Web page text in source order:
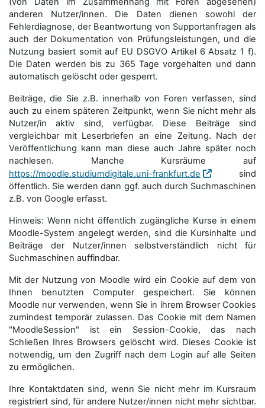
anderen Nutzer/innen. Die Daten dienen sowohl der
Fehlerdiagnose, der Beantwortung von Supportanfragen als
auch der Dokumentation von Prüfungsleistungen, und die
Nutzung basiert somit auf EU DSGVO Artikel 6 Absatz 1 f).
Die Daten werden bis zu 365 Tage vorgehalten und dann
automatisch gelöscht oder gesperrt.
Beiträge, die Sie z.B. innerhalb von Foren verfassen, sind
auch zu einem späteren Zeitpunkt, wenn Sie nicht mehr als
Nutzer/in aktiv sind, verfügbar. Diese Beiträge sind
vergleichbar mit Leserbriefen an eine Zeitung. Nach der
Veröffentlichung kann man diese auch Jahre später noch
nachlesen. Manche Kursräume auf
https://moodle.studiumdigitale.uni-frankfurt.de
sind
öffentlich. Sie werden dann ggf. auch durch Suchmaschinen
z.B. von Google erfasst.
Hinweis: Wenn nicht öffentlich zugängliche Kurse in einem
Moodle-System angelegt werden, sind die Kursinhalte und
Beiträge der Nutzer/innen selbstverständlich nicht für
Suchmaschi­nen auffindbar.
Mit der Nutzung von Moodle wird ein Cookie auf dem von
Ihnen benutzten Computer gespeichert. Sie können
Moodle nur verwenden, wenn Sie in ihrem Browser Cookies
zumindest temporär zulassen. Das Cookie mit dem Namen
"MoodleSession" ist ein Session-Cookie, das nach
Schließen Ihres Browsers gelöscht wird. Dieses Cookie ist
notwendig, um den Zugriff nach dem Login auf alle Seiten
zu ermöglichen.
Ihre Kontaktdaten sind, wenn Sie nicht mehr im Kursraum
registriert sind, für andere Nutzer/innen nicht mehr sichtbar.